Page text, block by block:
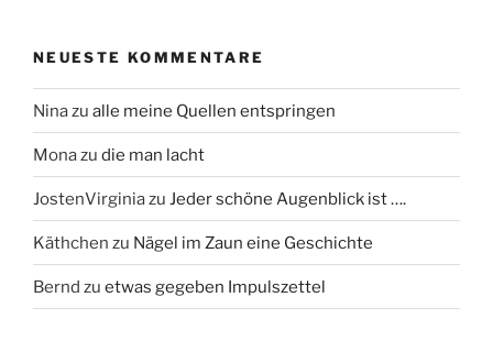
NEUESTE KOMMENTARE
Ninazu alle meine Quellen entspringen
Monazu die man lacht
JostenVirginiazu Jeder schöne Augenblick ist ….
Käthchen zu Nägel im Zaun eine Geschichte
Bernd zu etwas gegeben Impulszettel